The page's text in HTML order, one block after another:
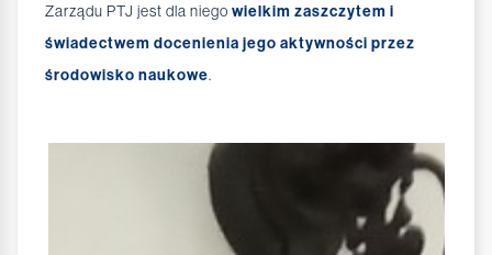
Zarządu PTJ jest dla niego wielkim zaszczytem i
świadectwem docenienia jego aktywności przez
środowisko naukowe.